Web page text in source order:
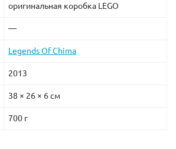
оригинальная коробка LEGO
—
Legends Of Chima
2013
38 × 26 × 6 см
700 г